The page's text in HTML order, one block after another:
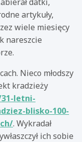
artykuły,
wiele miesięcy
nareszcie
Nieco młodszy
kradzieży
letni-
blisko-100-
. Wykradał
ich sobie